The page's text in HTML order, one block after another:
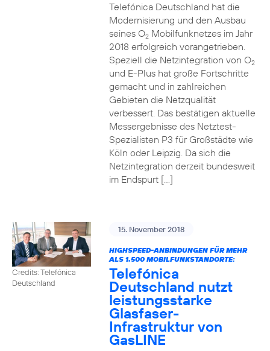
Telefónica Deutschland hat die
Modernisierung und den Ausbau
seines O2Mobilfunknetzes im Jahr
2018 erfolgreich vorangetrieben.
Speziell die Netzintegration von O2
und E-Plus hat große Fortschritte
gemacht und in zahlreichen
Gebieten die Netzqualität
verbessert. Das bestätigen aktuelle
Messergebnisse des Netztest-
Spezialisten P3 für Großstädte wie
Köln oder Leipzig. Da sich die
Netzintegration derzeit bundesweit
im Endspurt […]
Credits: Telefónica
Deutschland
15. November 2018
HIGHSPEED-ANBINDUNGEN FÜR MEHR
ALS 1.500 MOBILFUNKSTANDORTE:
Telefónica
Deutschland nutzt
leistungsstarke
Glasfaser-
Infrastruktur von
GasLINE